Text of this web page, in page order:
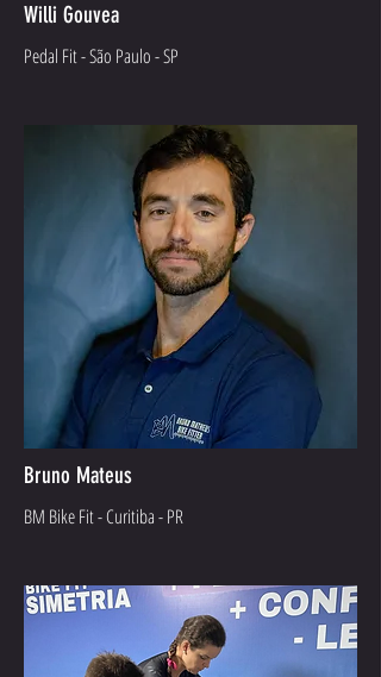
Willi Gouvea
Pedal Fit - São Paulo - SP
Bruno Mateus
BM Bike Fit - Curitiba - PR